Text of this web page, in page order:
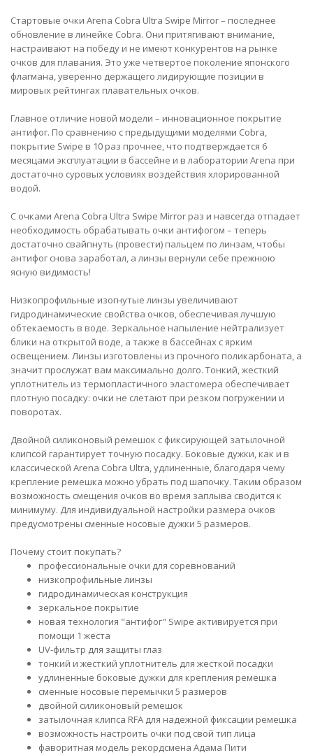
Стартовые очки Arena Cobra Ultra Swipe Mirror – последнее
обновление в линейке Cobra. Они притягивают внимание,
настраивают на победу и не имеют конкурентов на рынке
очков для плавания. Это уже четвертое поколение японского
флагмана, уверенно держащего лидирующие позиции в
мировых рейтингах плавательных очков.
Главное отличие новой модели – инновационное покрытие
антифог. По сравнению с предыдущими моделями Cobra,
покрытие Swipe в 10 раз прочнее, что подтверждается 6
месяцами эксплуатации в бассейне и в лаборатории Arena при
достаточно суровых условиях воздействия хлорированной
водой.
С очками Arena Cobra Ultra Swipe Mirror раз и навсегда отпадает
необходимость обрабатывать очки антифогом – теперь
достаточно свайпнуть (провести) пальцем по линзам, чтобы
антифог снова заработал, а линзы вернули себе прежнюю
ясную видимость!
Низкопрофильные изогнутые линзы увеличивают
гидродинамические свойства очков, обеспечивая лучшую
обтекаемость в воде. Зеркальное напыление нейтрализует
блики на открытой воде, а также в бассейнах с ярким
освещением. Линзы изготовлены из прочного поликарбоната, а
значит прослужат вам максимально долго. Тонкий, жесткий
уплотнитель из термопластичного эластомера обеспечивает
плотную посадку: очки не слетают при резком погружении и
поворотах.
Двойной силиконовый ремешок с фиксирующей затылочной
клипсой гарантирует точную посадку. Боковые дужки, как и в
классической Arena Cobra Ultra, удлиненные, благодаря чему
крепление ремешка можно убрать под шапочку. Таким образом
возможность смещения очков во время заплыва сводится к
минимуму. Для индивидуальной настройки размера очков
предусмотрены сменные носовые дужки 5 размеров.
Почему стоит покупать?
профессиональные очки для соревнований
низкопрофильные линзы
гидродинамическая конструкция
зеркальное покрытие
новая технология "антифог" Swipe активируется при
помощи 1 жеста
UV-фильтр для защиты глаз
тонкий и жесткий уплотнитель для жесткой посадки
удлиненные боковые дужки для крепления ремешка
сменные носовые перемычки 5 размеров
двойной силиконовый ремешок
затылочная клипса RFA для надежной фиксации ремешка
возможность настроить очки под свой тип лица
фаворитная модель рекордсмена Адама Пити